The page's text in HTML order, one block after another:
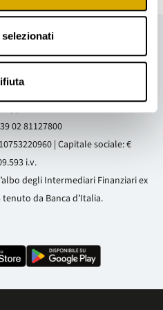
02 81127800
| Capitale sociale: €
i.v.
degli Intermediari Finanziari ex
tenuto da Banca d’Italia.